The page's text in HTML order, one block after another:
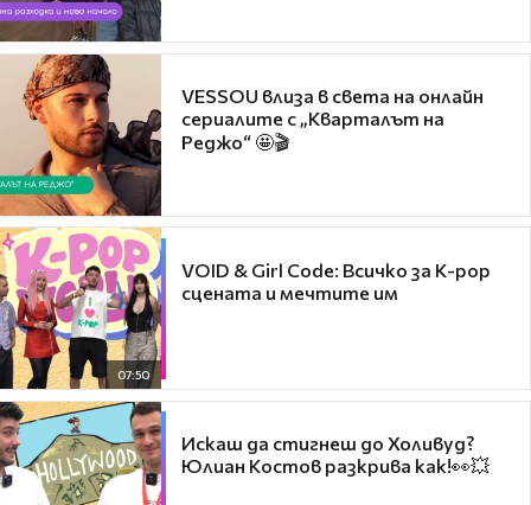
VESSOU влиза в света на онлайн
сериалите с „Кварталът на
Реджо“ 🤩🎬
07:50
VOID & Girl Code: Всичко за K-pop
сцената и мечтите им
Искаш да стигнеш до Холивуд?
Юлиан Костов разкрива как!👀💥